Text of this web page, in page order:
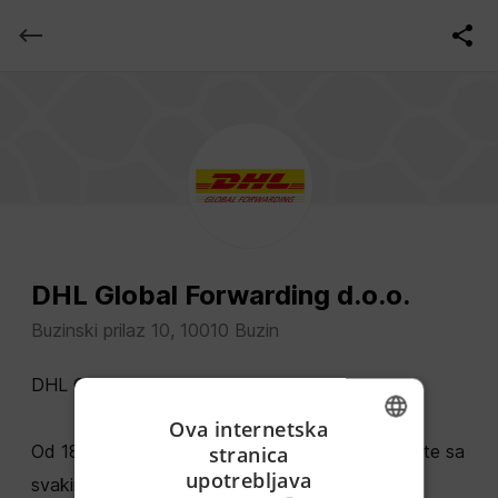
DHL Global Forwarding d.o.o.
Buzinski prilaz 10, 10010 Buzin
DHL Global Forwarding
Od 1815. pomažemo vam da svoju robu povežete sa
svakim kutkom svijeta
Ova internetska
stranica
upotrebljava